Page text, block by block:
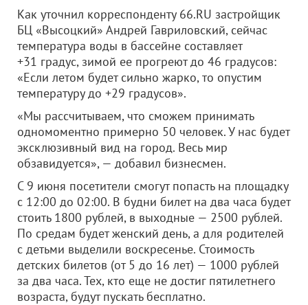
Как уточнил корреспонденту 66.RU застройщик
БЦ «Высоцкий» Андрей Гавриловский, сейчас
температура воды в бассейне составляет
+31 градус, зимой ее прогреют до 46 градусов:
«Если летом будет сильно жарко, то опустим
температуру до +29 градусов».
«Мы рассчитываем, что сможем принимать
одномоментно примерно 50 человек. У нас будет
эксклюзивный вид на город. Весь мир
обзавидуется», — добавил бизнесмен.
С 9 июня посетители смогут попасть на площадку
с 12:00 до 02:00. В будни билет на два часа будет
стоить 1800 рублей, в выходные — 2500 рублей.
По средам будет женский день, а для родителей
с детьми выделили воскресенье. Стоимость
детских билетов (от 5 до 16 лет) — 1000 рублей
за два часа. Тех, кто еще не достиг пятилетнего
возраста, будут пускать бесплатно.